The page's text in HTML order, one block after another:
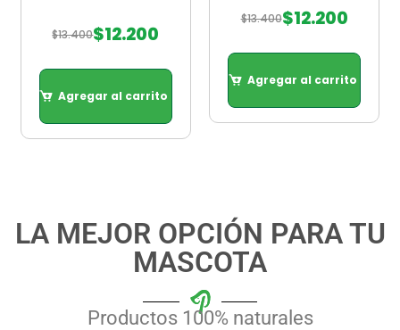
$13.400$12.200
Agregar al carrito
$13.400$12.200
Agregar al carrito
LA MEJOR OPCIÓN PARA TU
MASCOTA
Productos 100% naturales